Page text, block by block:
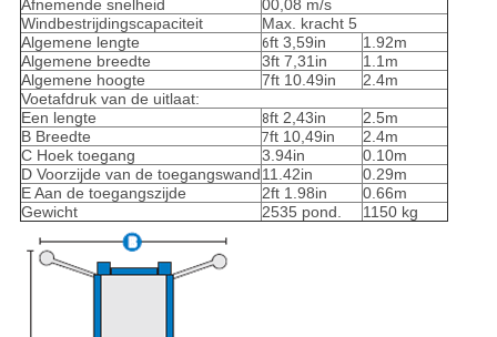
Afnemende snelheid
00,08 m/s
Windbestrijdingscapaciteit
Max. kracht 5
Algemene lengte
6ft 3,59in
1.92m
Algemene breedte
3ft 7,31in
1.1m
Algemene hoogte
7ft 10.49in
2.4m
Voetafdruk van de uitlaat:
Een lengte
8ft 2,43in
2.5m
B Breedte
7ft 10,49in
2.4m
C Hoek toegang
3.94in
0.10m
D Voorzijde van de toegangswand11.42in
0.29m
E Aan de toegangszijde
2ft 1.98in
0.66m
Gewicht
2535 pond. 1150 kg